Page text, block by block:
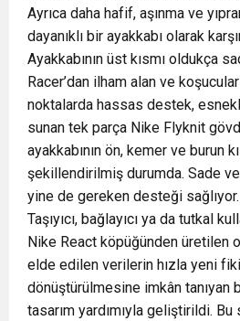
Ayrıca daha hafif, aşınma ve
dayanıklı bir ayakkabı olarak
Ayakkabının üst kısmı oldukça
Racer’dan ilham alan ve
noktalarda hassas destek,
sunan tek parça Nike Flyknit
ayakkabının ön, kemer ve burun
şekillendirilmiş durumda. Sade
yine de gereken desteği sağlıyor.
Taşıyıcı, bağlayıcı ya da tutkal
Nike React köpüğünden üretilen
elde edilen verilerin hızla yeni
dönüştürülmesine imkân tanıyan
tasarım yardımıyla geliştirildi. Bu